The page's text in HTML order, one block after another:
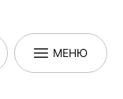
МЕНЮ